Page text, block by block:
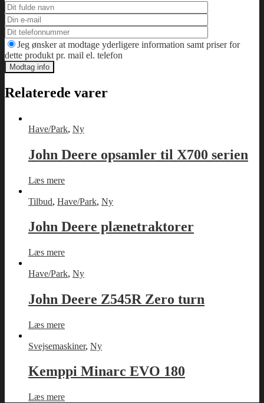
Jeg ønsker at modtage yderligere information samt priser for
dette produkt pr. mail el. telefon
Relaterede varer
Have/Park, Ny
John Deere opsamler til X700 serien
Læs mere
Tilbud, Have/Park, Ny
John Deere plænetraktorer
Læs mere
Have/Park, Ny
John Deere Z545R Zero turn
Læs mere
Svejsemaskiner, Ny
Kemppi Minarc EVO 180
Læs mere